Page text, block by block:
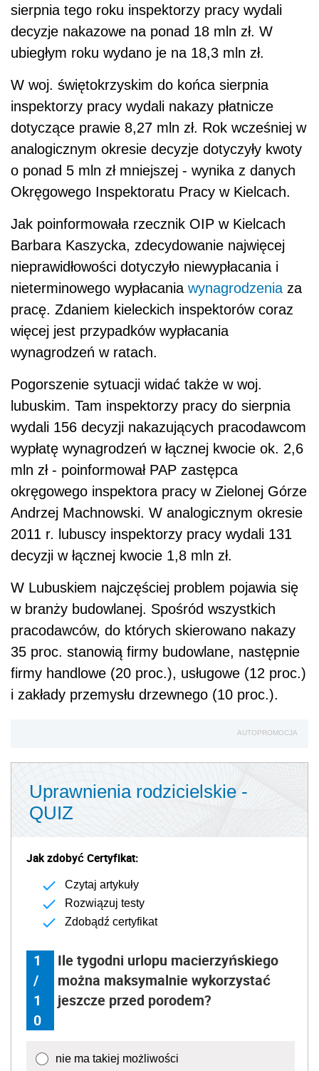
sierpnia tego roku inspektorzy pracy wydali
decyzje nakazowe na ponad 18 mln zł. W
ubiegłym roku wydano je na 18,3 mln zł.
W woj. świętokrzyskim do końca sierpnia
inspektorzy pracy wydali nakazy płatnicze
dotyczące prawie 8,27 mln zł. Rok wcześniej w
analogicznym okresie decyzje dotyczyły kwoty
o ponad 5 mln zł mniejszej - wynika z danych
Okręgowego Inspektoratu Pracy w Kielcach.
Jak poinformowała rzecznik OIP w Kielcach
Barbara Kaszycka, zdecydowanie najwięcej
nieprawidłowości dotyczyło niewypłacania i
nieterminowego wypłacania wynagrodzeniaza
pracę. Zdaniem kieleckich inspektorów coraz
więcej jest przypadków wypłacania
wynagrodzeń w ratach.
Pogorszenie sytuacji widać także w woj.
lubuskim. Tam inspektorzy pracy do sierpnia
wydali 156 decyzji nakazujących pracodawcom
wypłatę wynagrodzeń w łącznej kwocie ok. 2,6
mln zł - poinformował PAP zastępca
okręgowego inspektora pracy w Zielonej Górze
Andrzej Machnowski. W analogicznym okresie
2011 r. lubuscy inspektorzy pracy wydali 131
decyzji w łącznej kwocie 1,8 mln zł.
W Lubuskiem najczęściej problem pojawia się
w branży budowlanej. Spośród wszystkich
pracodawców, do których skierowano nakazy
35 proc. stanowią firmy budowlane, następnie
firmy handlowe (20 proc.), usługowe (12 proc.)
i zakłady przemysłu drzewnego (10 proc.).
AUTOPROMOCJA
Uprawnienia rodzicielskie -
QUIZ
Jak zdobyć Certyfikat:
Czytaj artykuły
Rozwiązuj testy
Zdobądź certyfikat
1
/
1
0
Ile tygodni urlopu macierzyńskiego
można maksymalnie wykorzystać
jeszcze przed porodem?
nie ma takiej możliwości